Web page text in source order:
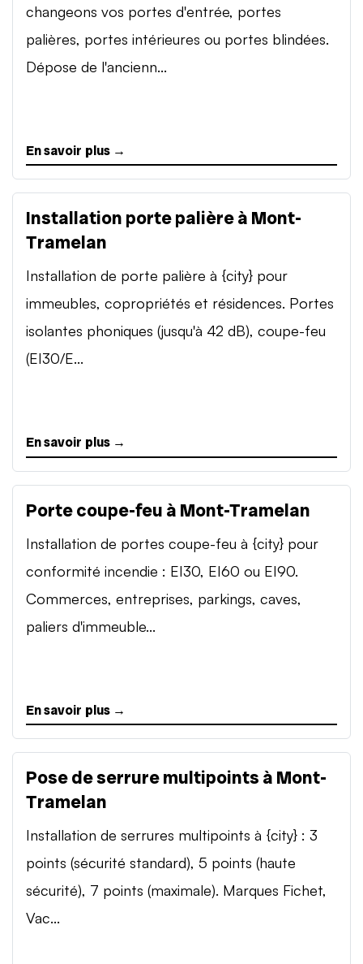
changeons vos portes d'entrée, portes
palières, portes intérieures ou portes blindées.
Dépose de l'ancienn...
En savoir plus →
Installation porte palière à Mont-
Tramelan
Installation de porte palière à {city} pour
immeubles, copropriétés et résidences. Portes
isolantes phoniques (jusqu'à 42 dB), coupe-feu
(EI30/E...
En savoir plus →
Porte coupe-feu à Mont-Tramelan
Installation de portes coupe-feu à {city} pour
conformité incendie : EI30, EI60 ou EI90.
Commerces, entreprises, parkings, caves,
paliers d'immeuble...
En savoir plus →
Pose de serrure multipoints à Mont-
Tramelan
Installation de serrures multipoints à {city} : 3
points (sécurité standard), 5 points (haute
sécurité), 7 points (maximale). Marques Fichet,
Vac...